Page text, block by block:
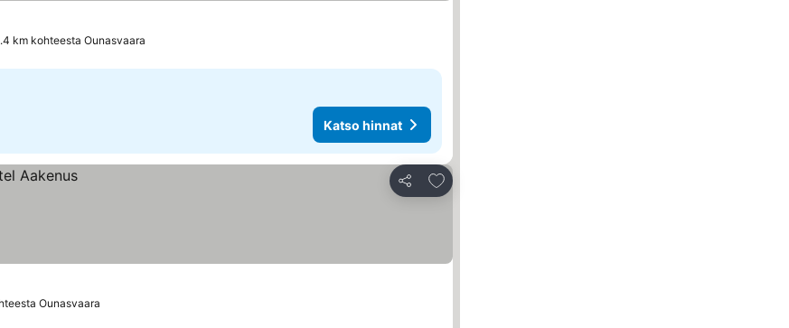
km kohteesta Ounasvaara
Katso hinnat
Jaa
Lisää suosikkeihin
Ounasvaara